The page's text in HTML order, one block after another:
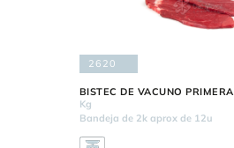
2620
BISTEC DE VACUNO PRIMERA
Kg
Bandeja de 2k aprox de 12u